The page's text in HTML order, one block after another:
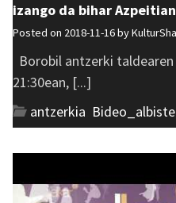
izango da bihar Azpeitian
Posted on 2018-11-16 by
Borobil antzerki
21:30ean, [...]
antzerkia